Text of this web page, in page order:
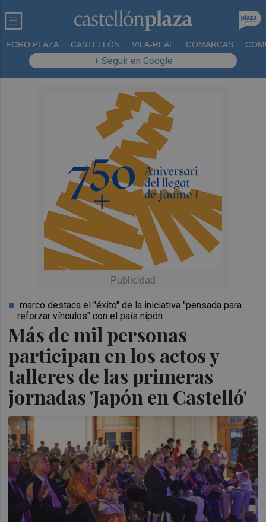
FORO PLAZA CASTELLÓN VILA-REAL COMARCAS
+ Seguir en Google
Más de mil personas
participan en los actos y
talleres de las primeras
jornadas 'Japón en Castelló'
marco destaca el "éxito" de la iniciativa "pensada para
reforzar vínculos" con el país nipón